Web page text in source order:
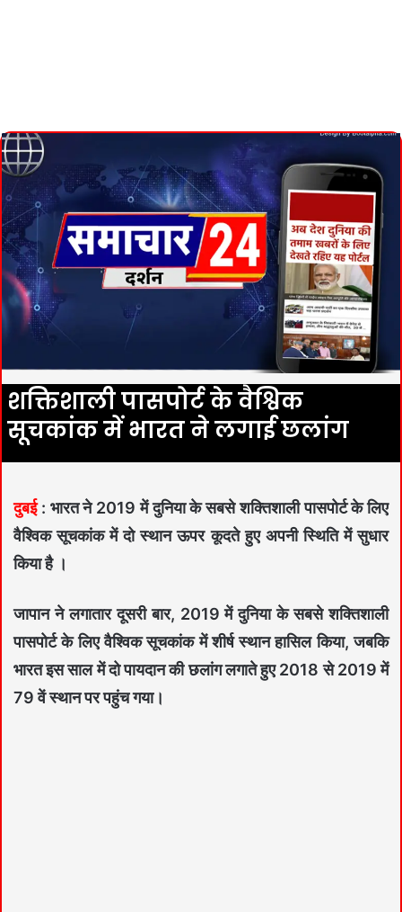
शक्तिशाली पासपोर्ट के वैश्विक
सूचकांक में भारत ने लगाई छलांग
दुबई: भारत ने 2019 में दुनिया के सबसे शक्तिशाली पासपोर्ट के लिए
वैश्विक सूचकांक में दो स्थान ऊपर कूदते हुए अपनी स्थिति में सुधार
किया है ।
जापान ने लगातार दूसरी बार, 2019 में दुनिया के सबसे शक्तिशाली
पासपोर्ट के लिए वैश्विक सूचकांक में शीर्ष स्थान हासिल किया, जबकि
भारत इस साल में दो पायदान की छलांग लगाते हुए 2018 से 2019 में
79 वें स्थान पर पहुंच गया।